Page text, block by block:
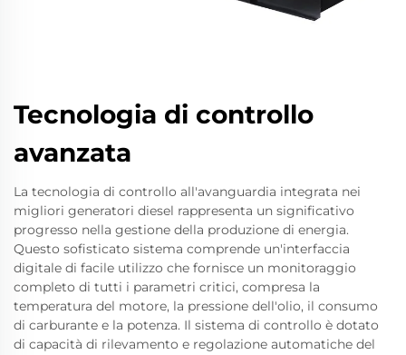
Tecnologia di controllo
avanzata
La tecnologia di controllo all'avanguardia integrata nei
migliori generatori diesel rappresenta un significativo
progresso nella gestione della produzione di energia.
Questo sofisticato sistema comprende un'interfaccia
digitale di facile utilizzo che fornisce un monitoraggio
completo di tutti i parametri critici, compresa la
temperatura del motore, la pressione dell'olio, il consumo
di carburante e la potenza. Il sistema di controllo è dotato
di capacità di rilevamento e regolazione automatiche del